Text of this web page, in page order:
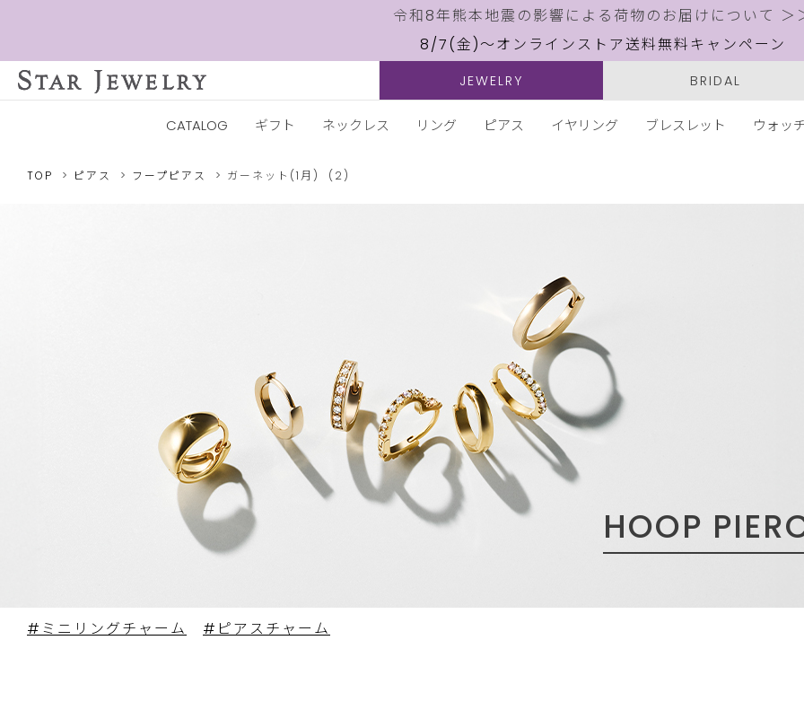
令和8年熊本地震の影響による荷物のお届けについて ＞
8/7(金)～オンラインストア送料無料キャンペーン
JEWELRY BRIDAL
CATALOG ギフト ネックレス リング ピアス イヤリング ブレスレット ウォッ
TOP ピアス フープピアス ガーネット(1月) (2)
HOOP
#ミニリングチャーム #ピアスチャーム